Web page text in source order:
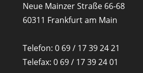
Neue Mainzer Straße 66-68
60311 Frankfurt am Main
Telefon: 0 69 / 17 39 24 21
Telefax: 0 69 / 17 39 24 01